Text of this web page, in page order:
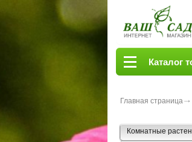
Каталог
Главная страница
Комнатные